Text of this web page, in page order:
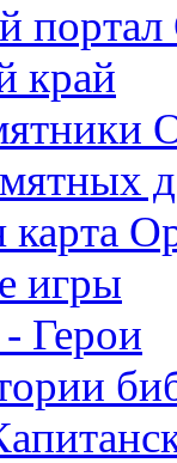
портал
край
карта
игры
Герои